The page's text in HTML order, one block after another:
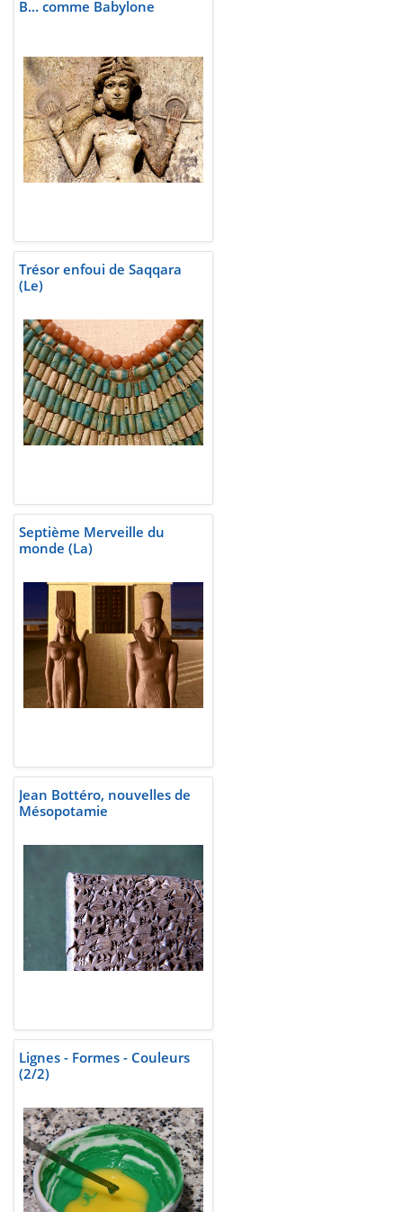
B... comme Babylone
Trésor enfoui de Saqqara
(Le)
Septième Merveille du
monde (La)
Jean Bottéro, nouvelles de
Mésopotamie
Lignes - Formes - Couleurs
(2/2)